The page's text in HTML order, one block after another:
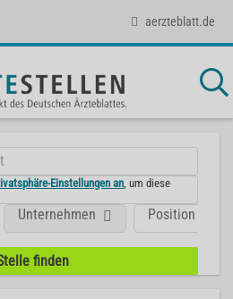
aerzteblatt.de
Einstellungen an , um diese
Position
Unternehmen